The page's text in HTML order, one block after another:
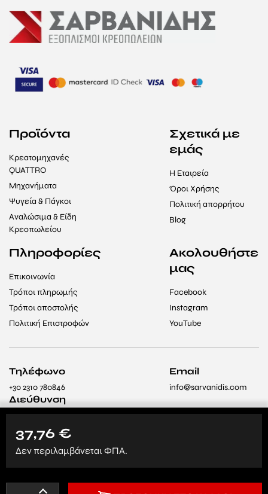
37,76 €
Δεν περιλαμβάνεται ΦΠΑ.
Προϊόντα
Κρεατομηχανές
QUATTRO
Μηχανήματα
Ψυγεία & Πάγκοι
Αναλώσιμα & Είδη
Κρεοπωλείου
Σχετικά με
εμάς
Η Εταιρεία
Όροι Χρήσης
Πολιτική απορρήτου
Blog
Πληροφορίες
Επικοινωνία
Τρόποι πληρωμής
Τρόποι αποστολής
Πολιτική Επιστροφών
Ακολουθήστε
μας
Facebook
Instagram
YouTube
Τηλέφωνο
+30 2310 780846
Email
info@sarvanidis.com
Διεύθυνση
8ο χλμ Θεσσαλονίκης –
Λαγκαδά, Θεσσαλονίκη
Ίδρυμα «Άγιος